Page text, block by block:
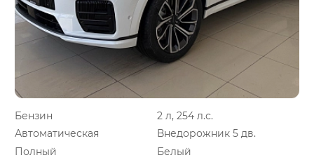
Бензин
2 л, 254 л.с.
Автоматическая
Внедорожник 5 дв.
Полный
Белый